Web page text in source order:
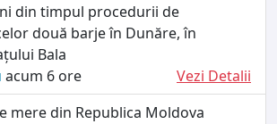
din timpul procedurii de
două barje în Dunăre, în
Bala
acum 6 ore
Vezi Detalii
mere din Republica Moldova